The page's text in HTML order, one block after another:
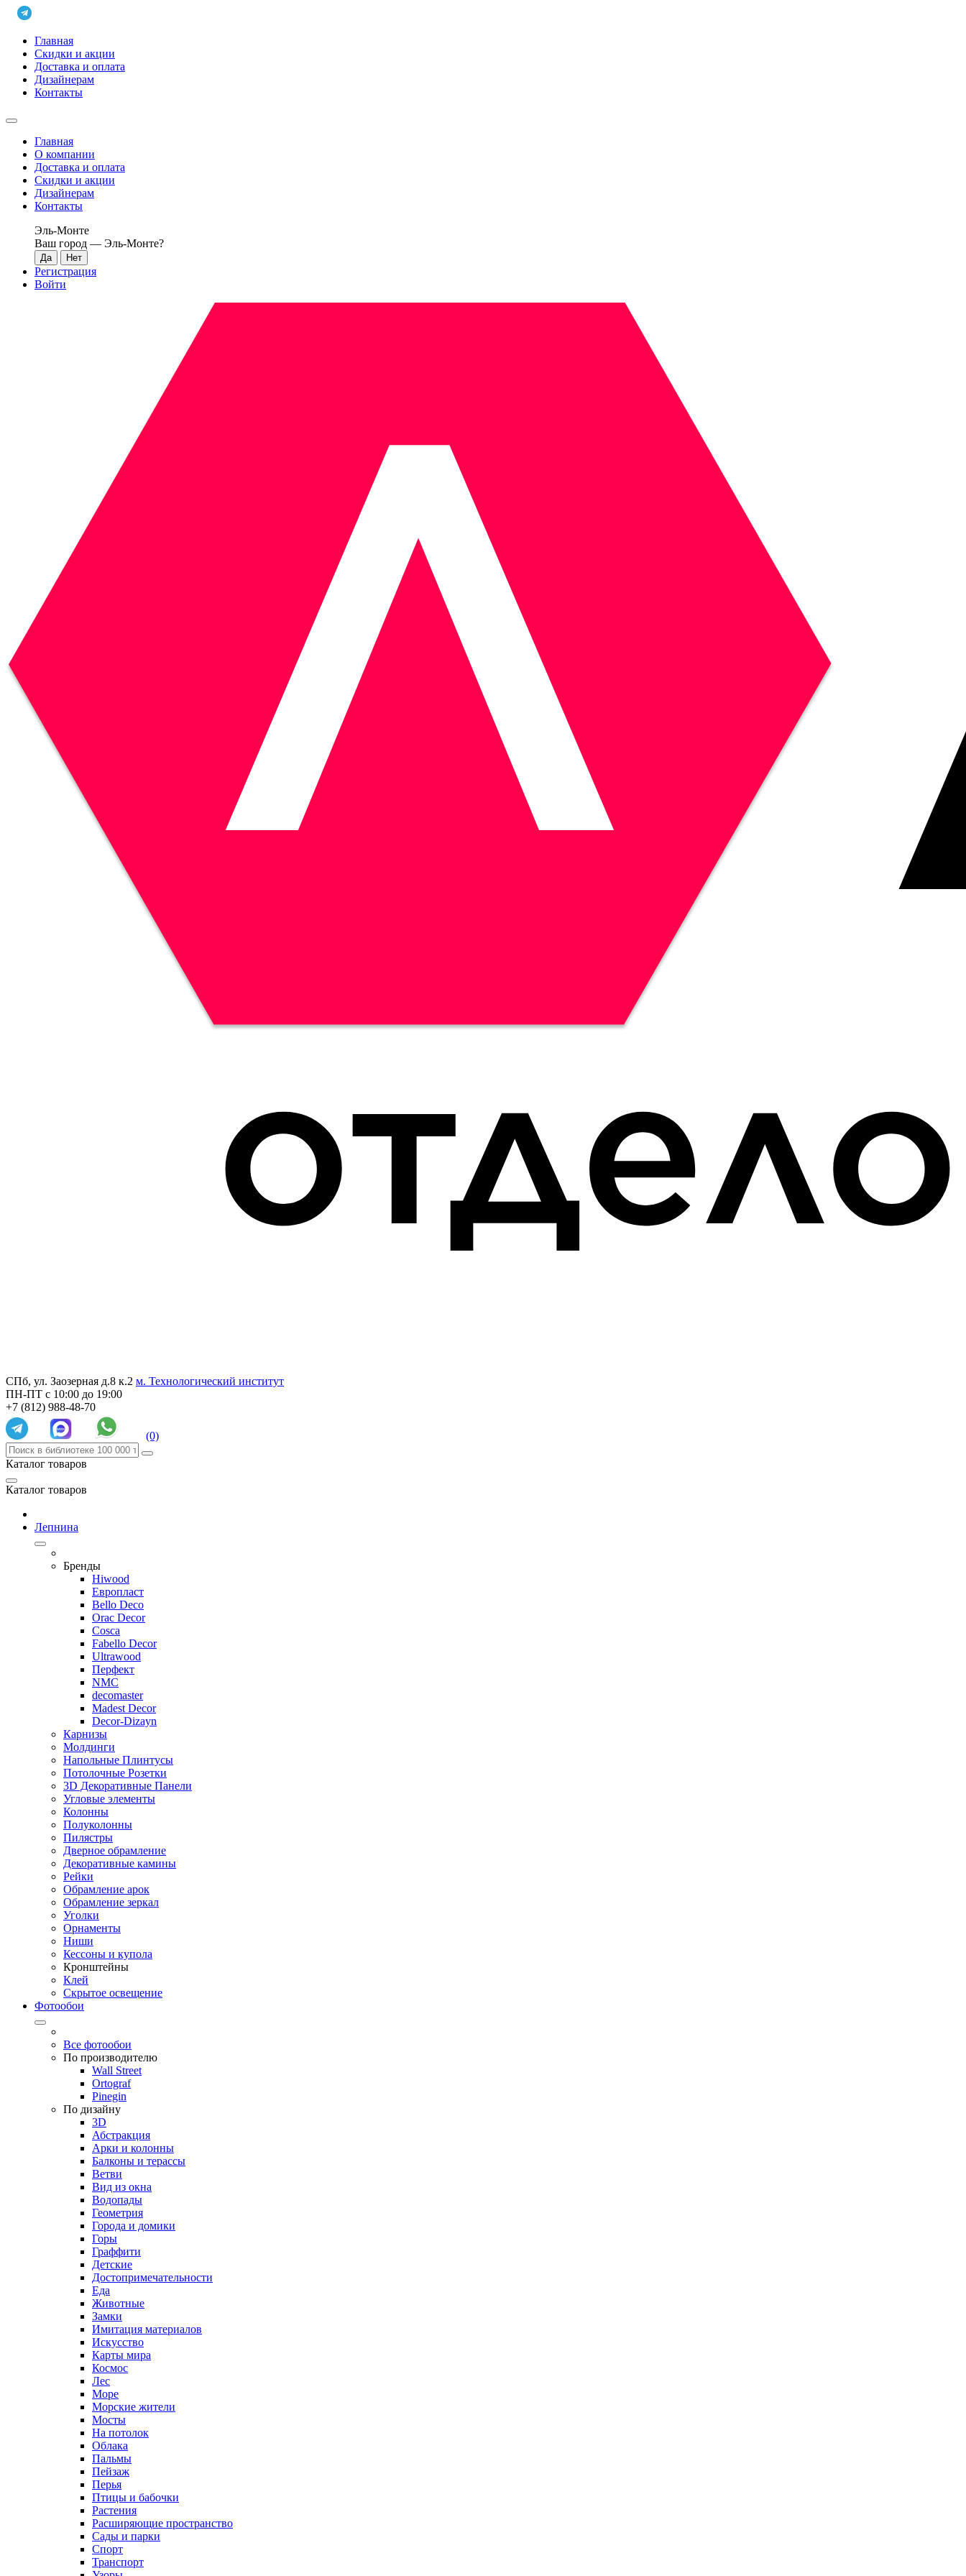
Главная
Скидки и акции
Доставка и оплата
Дизайнерам
Контакты
Главная
О компании
Доставка и оплата
Скидки и акции
Дизайнерам
Контакты
Эль-Монте
Ваш город — Эль-Монте?
Регистрация
Войти
СПб, ул. Заозерная д.8 к.2 м. Технологический институт
ПН-ПТ с 10:00 до 19:00
+7 (812) 988-48-70
(0)
Каталог товаров
Каталог товаров
Лепнина
Бренды
Hiwood
Европласт
Bello Deco
Orac Decor
Cosca
Fabello Decor
Ultrawood
Перфект
NMC
decomaster
Madest Decor
Decor-Dizayn
Карнизы
Молдинги
Напольные Плинтусы
Потолочные Розетки
3D Декоративные Панели
Угловые элементы
Колонны
Полуколонны
Пилястры
Дверное обрамление
Декоративные камины
Рейки
Обрамление арок
Обрамление зеркал
Уголки
Орнаменты
Ниши
Кессоны и купола
Кронштейны
Клей
Скрытое освещение
Фотообои
Все фотообои
По производителю
Wall Street
Ortograf
Pinegin
По дизайну
3D
Абстракция
Арки и колонны
Балконы и терассы
Ветви
Вид из окна
Водопады
Геометрия
Города и домики
Горы
Граффити
Детские
Достопримечательности
Еда
Животные
Замки
Имитация материалов
Искусство
Карты мира
Космос
Лес
Море
Морские жители
Мосты
На потолок
Облака
Пальмы
Пейзаж
Перья
Птицы и бабочки
Растения
Расширяющие пространство
Сады и парки
Спорт
Транспорт